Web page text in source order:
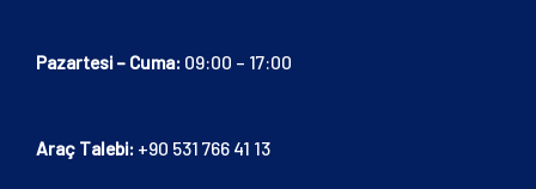
Pazartesi – Cuma: 09:00 – 17:00
Araç Talebi: +90 531 766 41 13